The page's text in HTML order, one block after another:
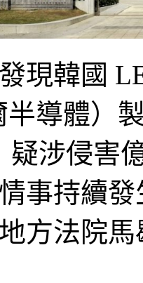
現韓國
半導體）
疑涉侵害
事持續
方法院